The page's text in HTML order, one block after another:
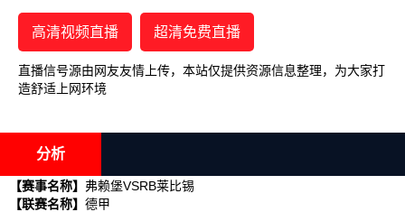
弗赖堡 欧冠
高清视频直播 超清免费直播
直播信号源由网友友情上传，本站仅提供资源信息整理，为大家打
造舒适上网环境
分析
【赛事名称】 弗赖堡VSRB莱比锡
【联赛名称】 德甲